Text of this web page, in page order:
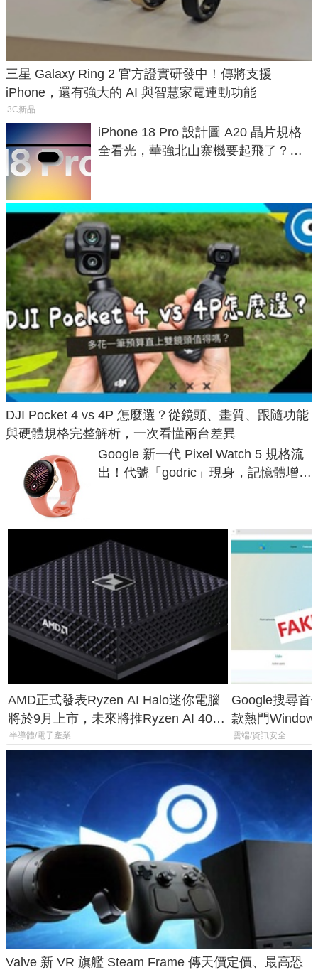
三星 Galaxy Ring 2 官方證實研發中！傳將支援
iPhone，還有強大的 AI 與智慧家電連動功能
3C新品
iPhone 18 Pro 設計圖 A20 晶片規格
全看光，華強北山寨機要起飛了？專
DJI Pocket 4 vs 4P 怎麼選？從鏡頭、畫質、跟隨功能
與硬體規格完整解析，一次看懂兩台差異
Google 新一代 Pixel Watch 5 規格流
出！代號「godric」現身，記憶體增強
AMD正式發表Ryzen AI Halo迷你電腦
將於9月上市，未來將推Ryzen AI 400
Max系列處理器與對應升級版
半導體/電子產業
Google搜尋首
款熱門
機
雲端/資訊安全
Valve 新 VR 旗艦 Steam Frame 傳天價定價、最高恐